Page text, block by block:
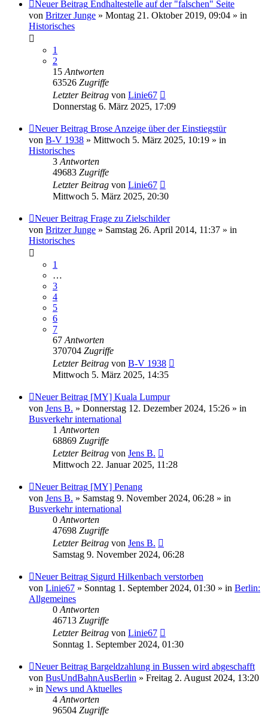
Neuer Beitrag Endhaltestelle auf der "falschen" Seite
von Britzer Junge » Montag 21. Oktober 2019, 09:04 » in
Historisches
1
2
15Antworten
63526 Zugriffe
Letzter Beitrag von Linie67
Donnerstag 6. März 2025, 17:09
Neuer Beitrag Brose Anzeige über der Einstiegstür
von B-V 1938 » Mittwoch 5. März 2025, 10:19 » in
Historisches
3Antworten
49683 Zugriffe
Letzter Beitrag von Linie67
Mittwoch 5. März 2025, 20:30
Neuer Beitrag Frage zu Zielschilder
von Britzer Junge » Samstag 26. April 2014, 11:37 » in
Historisches
1
…
3
4
5
6
7
67Antworten
370704 Zugriffe
Letzter Beitrag von B-V 1938
Mittwoch 5. März 2025, 14:35
Neuer Beitrag [MY] Kuala Lumpur
von Jens B. » Donnerstag 12. Dezember 2024, 15:26 » in
Busverkehr international
1Antworten
68869 Zugriffe
Letzter Beitrag von Jens B.
Mittwoch 22. Januar 2025, 11:28
Neuer Beitrag [MY] Penang
von Jens B. » Samstag 9. November 2024, 06:28 » in
Busverkehr international
0Antworten
47698 Zugriffe
Letzter Beitrag von Jens B.
Samstag 9. November 2024, 06:28
Neuer Beitrag Sigurd Hilkenbach verstorben
von Linie67 » Sonntag 1. September 2024, 01:30 » in Berlin:
Allgemeines
0Antworten
46713 Zugriffe
Letzter Beitrag von Linie67
Sonntag 1. September 2024, 01:30
Neuer Beitrag Bargeldzahlung in Bussen wird abgeschafft
von BusUndBahnAusBerlin » Freitag 2. August 2024, 13:20
» in News und Aktuelles
4Antworten
96504 Zugriffe